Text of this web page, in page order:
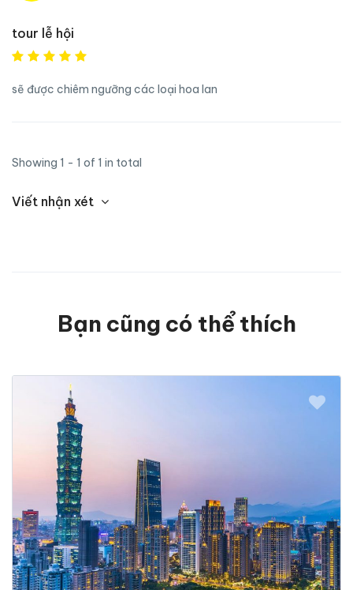
tour lễ hội
sẽ được chiêm ngưỡng các loại hoa lan
Showing 1 - 1 of 1 in total
Viết nhận xét
Bạn cũng có thể thích